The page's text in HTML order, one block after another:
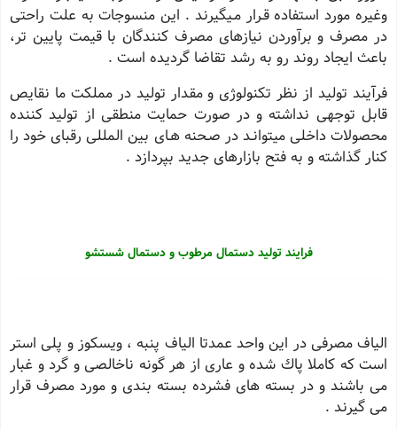
وغیره مورد استفاده قـرار مـیگیرند . این منسوجات به علت راحتی
در مصرف و برآوردن نیازهای مصرف كنندگان با قیمت پایین تر،
باعث ایجاد روند رو به رشد تقاضا گردیده است .
فرآیند تولید از نظر تكنولوژی و مقدار تولید در مملکت ما نقایص
قابل توجهی نداشته و در صورت حمایت منطقی از تولید کننده
محصولات داخلی میتوانـد در صـحنه هـای بین المللی رقبای خود را
کنار گذاشته و به فتح بازارهای جدید بپردازد .
فرایند تولید دستمال مرطوب و دستمال شستشو
الیاف مصرفی در این واحد عمدتا الیاف پنبه ، ویسكوز و پلی استر
است كه كاملا پاك شده و عاری از هر گونه ناخالصی و گرد و غبار
می باشند و در بسته های فشرده بسته بندی و مورد مصرف قرار
می گیرند .